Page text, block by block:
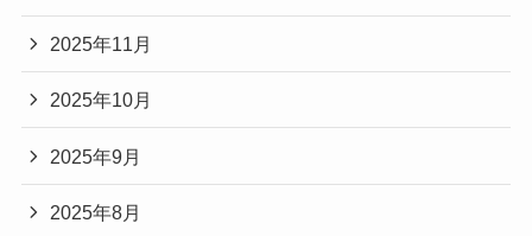
2025年11月
2025年10月
2025年9月
2025年8月